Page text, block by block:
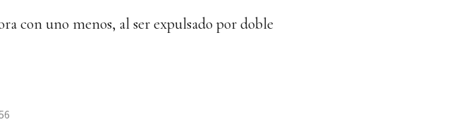
con uno menos, al ser expulsado por doble